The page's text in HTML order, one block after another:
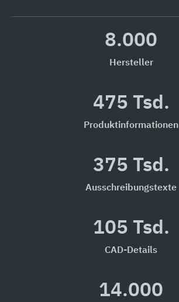
8.000
Hersteller
475 Tsd.
Produktinformationen
375 Tsd.
Ausschreibungstexte
105 Tsd.
CAD-Details
14.000